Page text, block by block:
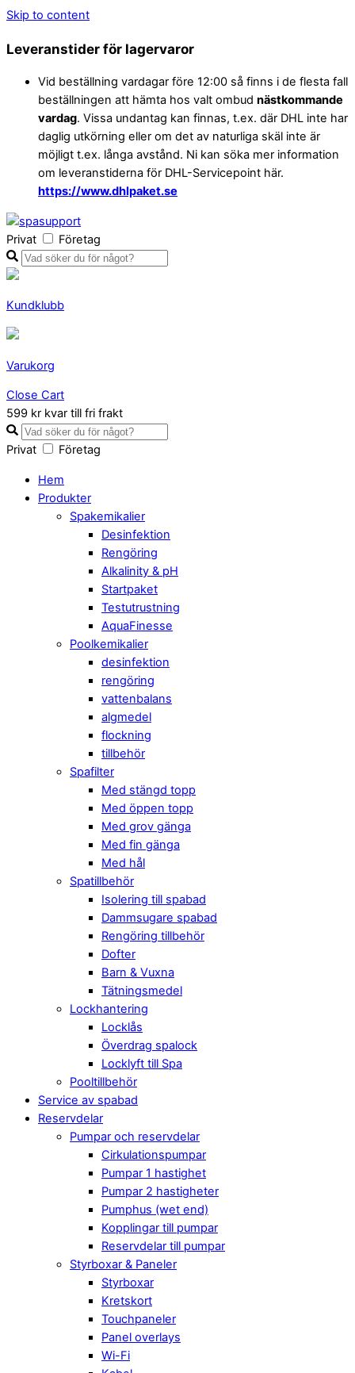
Skip to content
Leveranstider för lagervaror
Vid beställning vardagar före 12:00 så finns i de flesta fall
beställningen att hämta hos valt ombud nästkommande
vardag. Vissa undantag kan finnas, t.ex. där DHL inte har
daglig utkörning eller om det av naturliga skäl inte är
möjligt t.ex. långa avstånd. Ni kan söka mer information
om leveranstiderna för DHL-Servicepoint här.
https://www.dhlpaket.se
Privat Företag
Kundklubb
Varukorg
Close Cart
599 kr kvar till fri frakt
Privat Företag
Hem
Produkter
Spakemikalier
Desinfektion
Rengöring
Alkalinity & pH
Startpaket
Testutrustning
AquaFinesse
Poolkemikalier
desinfektion
rengöring
vattenbalans
algmedel
flockning
tillbehör
Spafilter
Med stängd topp
Med öppen topp
Med grov gänga
Med fin gänga
Med hål
Spatillbehör
Isolering till spabad
Dammsugare spabad
Rengöring tillbehör
Dofter
Barn & Vuxna
Tätningsmedel
Lockhantering
Locklås
Överdrag spalock
Locklyft till Spa
Pooltillbehör
Service av spabad
Reservdelar
Pumpar och reservdelar
Cirkulationspumpar
Pumpar 1 hastighet
Pumpar 2 hastigheter
Pumphus (wet end)
Kopplingar till pumpar
Reservdelar till pumpar
Styrboxar & Paneler
Styrboxar
Kretskort
Touchpaneler
Panel overlays
Wi-Fi